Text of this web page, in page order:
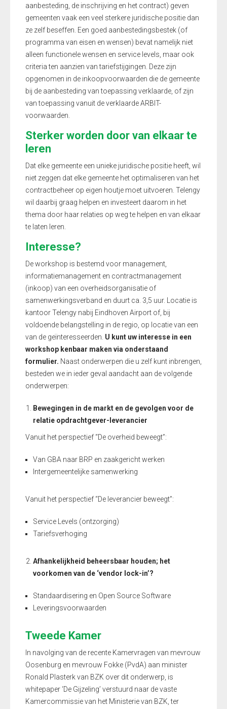
aanbesteding, de inschrijving en het contract) geven
gemeenten vaak een veel sterkere juridische positie dan
ze zelf beseffen. Een goed aanbestedingsbestek (of
programma van eisen en wensen) bevat namelijk niet
alleen functionele wensen en service levels, maar ook
criteria ten aanzien van tariefstijgingen. Deze zijn
opgenomen in de inkoopvoorwaarden die de gemeente
bij de aanbesteding van toepassing verklaarde, of zijn
van toepassing vanuit de verklaarde ARBIT-
voorwaarden.
Sterker worden door van elkaar te
leren
Dat elke gemeente een unieke juridische positie heeft, wil
niet zeggen dat elke gemeente het optimaliseren van het
contractbeheer op eigen houtje moet uitvoeren. Telengy
wil daarbij graag helpen en investeert daarom in het
thema door haar relaties op weg te helpen en van elkaar
te laten leren.
Interesse?
De workshop is bestemd voor management,
informatiemanagement en contractmanagement
(inkoop) van een overheidsorganisatie of
samenwerkingsverband en duurt ca. 3,5 uur. Locatie is
kantoor Telengy nabij Eindhoven Airport of, bij
voldoende belangstelling in de regio, op locatie van een
van de geïnteresseerden. U kunt uw interesse in een
workshop kenbaar maken via onderstaand
formulier. Naast onderwerpen die u zelf kunt inbrengen,
besteden we in ieder geval aandacht aan de volgende
onderwerpen:
Bewegingen in de markt en de gevolgen voor de
relatie opdrachtgever-leverancier
Vanuit het perspectief “De overheid beweegt”:
Van GBA naar BRP en zaakgericht werken
Intergemeentelijke samenwerking
Vanuit het perspectief “De leverancier beweegt”:
Service Levels (ontzorging)
Tariefsverhoging
Afhankelijkheid beheersbaar houden; het
voorkomen van de ‘vendor lock-in’?
Standaardisering en Open Source Software
Leveringsvoorwaarden
Tweede Kamer
In navolging van de recente Kamervragen van mevrouw
Oosenburg en mevrouw Fokke (PvdA) aan minister
Ronald Plasterk van BZK over dit onderwerp, is
whitepaper ‘De Gijzeling’ verstuurd naar de vaste
Kamercommissie van het Ministerie van BZK, ter